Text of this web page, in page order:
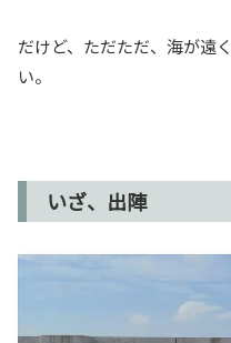
だけど、ただただ、海が遠
い。
いざ、出陣